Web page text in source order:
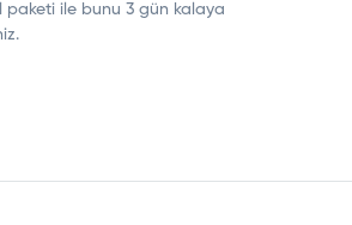
paketi ile bunu 3 gün kalaya